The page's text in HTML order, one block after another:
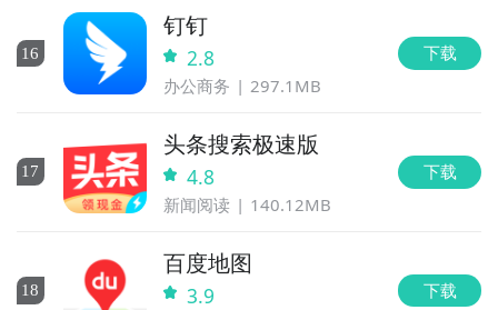
16
钉钉
2.8
办公商务 297.1MB
下载
17
头条搜索极速版
4.8
新闻阅读 140.12MB
下载
18
百度地图
3.9 下载